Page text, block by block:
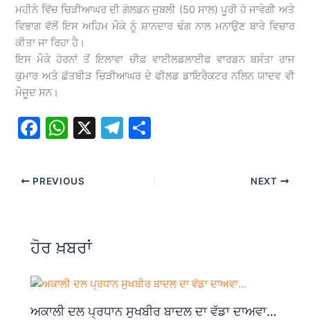
ਮਹੀਨੇ ਵਿੱਚ ਚਿੜੀਆਘਰ ਦੀ ਗੋਲਡਨ ਜੁਬਲੀ (50 ਸਾਲ) ਪੂਰੀ ਹੋ ਜਾਵੇਗੀ ਅਤੇ
ਵਿਭਾਗ ਵੱਲੋਂ ਇਸ ਅਹਿਮ ਮੌਕੇ ਨੂੰ ਸ਼ਾਨਦਾਰ ਢੰਗ ਨਾਲ ਮਨਾਉਣ ਬਾਰੇ ਵਿਚਾਰ
ਕੀਤਾ ਜਾ ਰਿਹਾ ਹੈ।
ਇਸ ਮੌਕੇ ਹੋਰਨਾਂ ਤੋਂ ਇਲਾਵਾ ਚੀਫ਼ ਵਾਈਲਡਲਾਈਫ ਵਾਰਡਨ ਬਸੰਤਾ ਰਾਜ
ਕੁਮਾਰ ਅਤੇ ਛੱਤਬੀੜ ਚਿੜੀਆਘਰ ਦੇ ਫੀਲਡ ਡਾਇਰੈਕਟਰ ਨਲਿਨ ਯਾਦਵ ਵੀ
ਮੌਜੂਦ ਸਨ।
F
c
o
o
k
W
at
p
p
X
T
ar
e
PREVIOUS NEXT
ਹੋਰ ਖ਼ਬਰਾਂ
ਅਕਾਲੀ ਦਲ ਪ੍ਰਧਾਨ ਸੁਖਬੀਰ ਬਾਦਲ ਦਾ ਵੱਡਾ ਦਾਅਵਾ…